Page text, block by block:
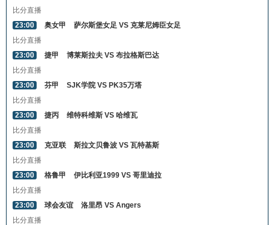
比分直播
23:00
奥女甲
萨尔斯堡女足 VS 克莱尼姆臣女足
比分直播
23:00
捷甲
博莱斯拉夫 VS 布拉格斯巴达
比分直播
23:00
芬甲
SJK学院 VS PK35万塔
比分直播
23:00
捷丙
维特科维斯 VS 哈维瓦
比分直播
23:00
克亚联
斯拉文贝鲁波 VS 瓦特基斯
比分直播
23:00
格鲁甲
伊比利亚1999 VS 哥里迪拉
比分直播
23:00
球会友谊
洛里昂 VS Angers
比分直播